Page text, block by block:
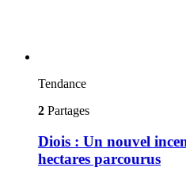
Tendance
2 Partages
Diois : Un nouvel
hectares parcourus